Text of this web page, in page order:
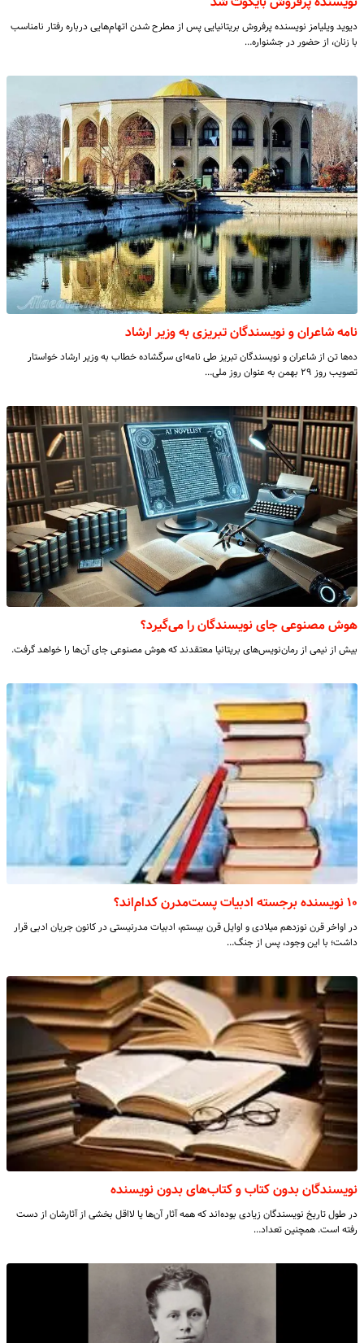
دیوید ویلیامز نویسنده پرفروش بریتانیایی پس از مطرح شدن اتهام‌هایی درباره رفتار نامناسب
با زنان، از حضور در جشنواره…
نامه شاعران و نویسندگان تبریزی به وزیر ارشاد
ده‌ها تن از شاعران و نویسندگان تبریز طی نامه‌ای سرگشاده خطاب به وزیر ارشاد خواستار
تصویب روز ۲۹ بهمن به عنوان روز ملی…
هوش مصنوعی جای نویسندگان را می‌گیرد؟
بیش از نیمی از رمان‌نویس‌های بریتانیا معتقدند که هوش مصنوعی جای آن‌ها را خواهد گرفت.
۱۰ نویسنده برجسته ادبیات پست‌مدرن کدام‌اند؟
در اواخر قرن نوزدهم میلادی و اوایل قرن بیستم، ادبیات مدرنیستی در کانون جریان ادبی قرار
داشت؛ با این وجود، پس از جنگ…
نویسندگان بدون کتاب و کتاب‌های بدون نویسنده
در طول تاریخ نویسندگان زیادی بوده‌اند که همه آثار آن‌ها یا لااقل بخشی از آثارشان از دست
رفته است. همچنین تعداد…